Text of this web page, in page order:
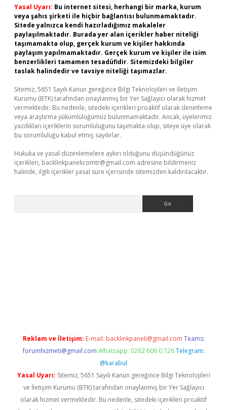
Yasal Uyarı: Bu internet sitesi, herhangi bir marka, kurum
veya şahıs şirketi ile hiçbir bağlantısı bulunmamaktadır.
Sitede yalnızca kendi hazırladığımız makaleler
paylaşılmaktadır. Burada yer alan içerikler haber niteliği
taşımamakta olup, gerçek kurum ve kişiler hakkında
paylaşım yapılmamaktadır. Gerçek kurum ve kişiler ile isim
benzerlikleri tamamen tesadüfidir. Sitemizdeki bilgiler
taslak halindedir ve tavsiye niteliği taşımazlar.
Sitemiz, 5651 Sayılı Kanun gereğince Bilgi Teknolojileri ve İletişim
Kurumu (BTK) tarafından onaylanmış bir Yer Sağlayıcı olarak hizmet
vermektedir. Bu nedenle, sitedeki içerikleri proaktif olarak denetleme
veya araştırma yükümlülüğümüz bulunmamaktadır. Ancak, üyelerimiz
yazdıkları içeriklerin sorumluluğunu taşımakta olup, siteye üye olarak
bu sorumluluğu kabul etmiş sayılırlar.
Hukuka ve yasal düzenlemelere aykırı olduğunu düşündüğünüz
içerikleri, backlinkpanelicomtr@gmail.com adresine bildirmeniz
halinde, ilgili içerikler yasal süre içerisinde sitemizden kaldırılacaktır.
Reklam ve İletişim: E-mail: backlinkpaneli@gmail.com Teams:
forumhizmeti@gmail.com Whatsapp: 0262 606 0 726 Telegram:
@karabul
Yasal Uyarı: Sitemiz, 5651 Sayılı Kanun gereğince Bilgi Teknolojileri
ve İletişim Kurumu (BTK) tarafından onaylanmış bir Yer Sağlayıcı
olarak hizmet vermektedir. Bu nedenle, sitedeki içerikleri proaktif